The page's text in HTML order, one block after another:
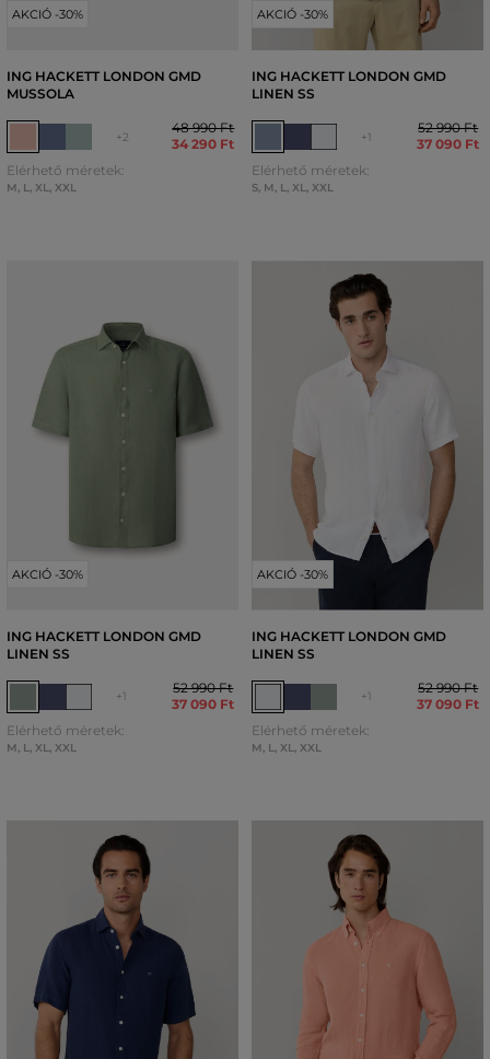
AKCIÓ -30%
ING HACKETT LONDON GMD
MUSSOLA
+2
48 990 Ft
34 290 Ft
Elérhető méretek:
M, L, XL, XXL
AKCIÓ -30%
ING HACKETT LONDON GMD
LINEN SS
+1
52 990 Ft
37 090 Ft
Elérhető méretek:
S, M, L, XL, XXL
AKCIÓ -30%
ING HACKETT LONDON GMD
LINEN SS
+1
52 990 Ft
37 090 Ft
Elérhető méretek:
M L XL XXL
AKCIÓ -30%
ING HACKETT LONDON GMD
LINEN SS
+1
52 990 Ft
37 090 Ft
Elérhető méretek:
M L XL XXL